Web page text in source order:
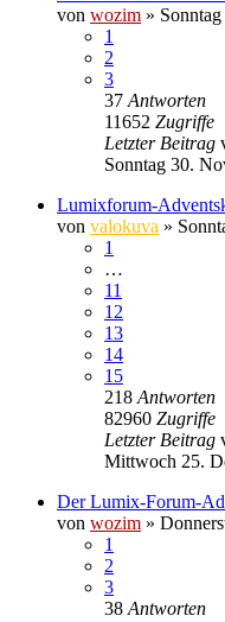
von wozim »
1
2
3
37 Antworten
11652 Zugriffe
Letzter Beitrag
Sonntag 30.
Lumixforum-
von valokuva »
1
…
11
12
13
14
15
218 Antworten
82960 Zugriffe
Letzter Beitrag
Mittwoch 25.
Der Lumix-Forum-
von wozim »
1
2
3
38 Antworten